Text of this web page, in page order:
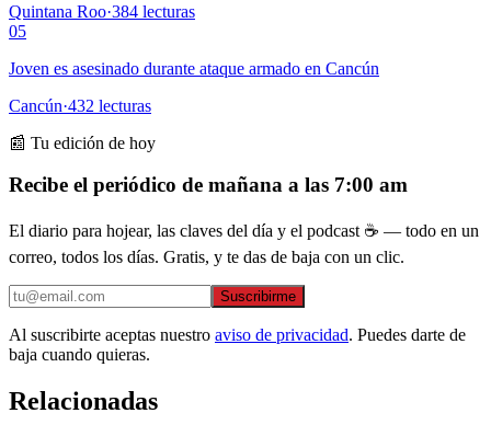
Quintana Roo·384 lecturas
05
Joven es asesinado durante ataque armado en Cancún
Cancún·432 lecturas
📰 Tu edición de hoy
Recibe el periódico de mañana a las 7:00 am
El diario para hojear, las claves del día y el podcast ☕ — todo en un
correo, todos los días. Gratis, y te das de baja con un clic.
Suscribirme
Al suscribirte aceptas nuestro aviso de privacidad. Puedes darte de
baja cuando quieras.
Relacionadas